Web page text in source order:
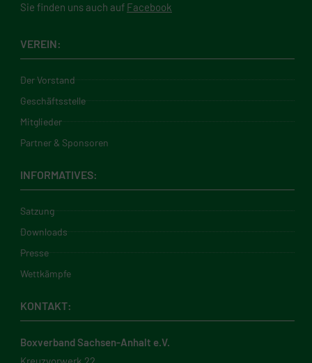
Sie finden uns auch auf Facebook
VEREIN:
Der Vorstand
Geschäftsstelle
Mitglieder
Partner & Sponsoren
INFORMATIVES:
Satzung
Downloads
Presse
Wettkämpfe
KONTAKT:
Boxverband Sachsen-Anhalt e.V.